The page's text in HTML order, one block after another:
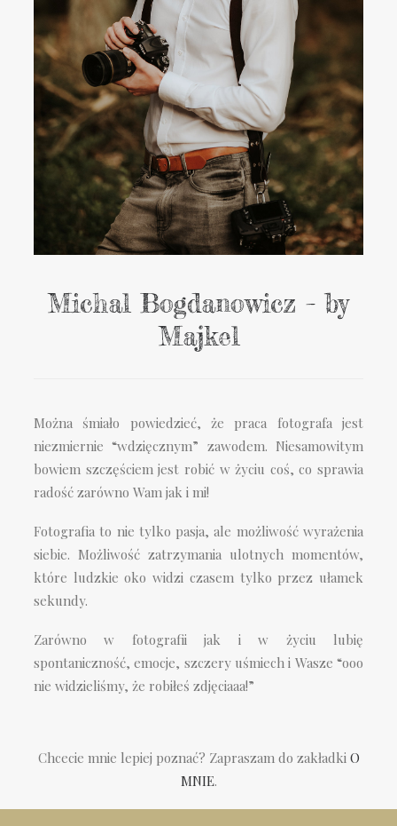
Michal Bogdanowicz – by
Majkel
Można śmiało powiedzieć, że praca fotografa jest
niezmiernie “wdzięcznym” zawodem. Niesamowitym
bowiem szczęściem jest robić w życiu coś, co sprawia
radość zarówno Wam jak i mi!
Fotografia to nie tylko pasja, ale możliwość wyrażenia
siebie. Możliwość zatrzymania ulotnych momentów,
które ludzkie oko widzi czasem tylko przez ułamek
sekundy.
Zarówno w fotografii jak i w życiu lubię
spontaniczność, emocje, szczery uśmiech i Wasze “ooo
nie widzieliśmy, że robiłeś zdjęciaaa!”
Chcecie mnie lepiej poznać? Zapraszam do zakładki O
MNIE.